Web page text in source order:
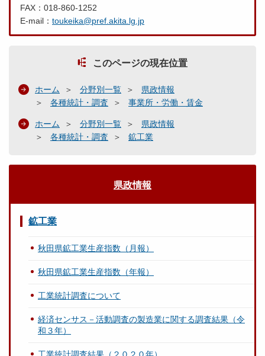
FAX：018-860-1252
E-mail： toukeika@pref.akita.lg.jp
このページの現在位置
ホーム 分野別一覧
県政情報
各種統計・調査
事業所・労働・賃金
ホーム 分野別一覧
県政情報
各種統計・調査
鉱工業
県政情報
鉱工業
秋田県鉱工業生産指数（月報）
秋田県鉱工業生産指数（年報）
工業統計調査について
経済センサス－活動調査の製造業に関する調査結果（令
和３年）